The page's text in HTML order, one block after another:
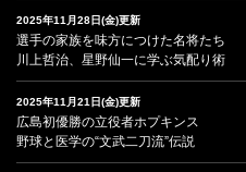
2025年11月28日(金)更新
選手の家族を味方につけた名将たち
川上哲治、星野仙一に学ぶ気配り術
2025年11月21日(金)更新
広島初優勝の立役者ホプキンス
野球と医学の“文武二刀流”伝説